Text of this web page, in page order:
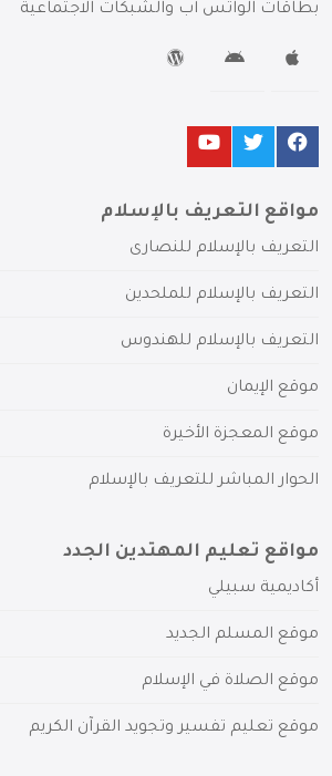
بطاقات الواتس آب والشبكات الاجتماعية
مواقع التعريف بالإسلام
التعريف بالإسلام للنصارى
التعريف بالإسلام للملحدين
التعريف بالإسلام للهندوس
موقع الإيمان
موقع المعجزة الأخيرة
الحوار المباشر للتعريف بالإسلام
مواقع تعليم المهتدين الجدد
أكاديمية سبيلي
موقع المسلم الجديد
موقع الصلاة في الإسلام
موقع تعليم تفسير وتجويد القرآن الكريم